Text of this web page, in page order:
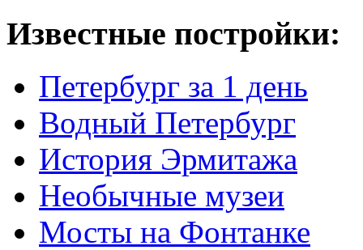
Известные постройки:
Петербург за 1 день
Водный Петербург
История Эрмитажа
Необычные музеи
Мосты на Фонтанке